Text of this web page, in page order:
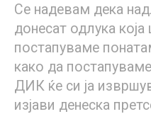
Се надевам дека
донесат одлука
постапуваме
како да
ДИК ќе си ја
изјави денеска